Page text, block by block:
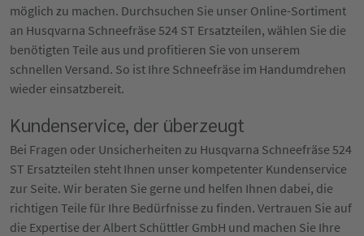
möglich zu machen. Durchsuchen Sie unser Online-Sortiment
an Husqvarna Schneefräse 524 ST Ersatzteilen, wählen Sie die
benötigten Teile aus und profitieren Sie von unserem
schnellen Versand. So ist Ihre Schneefräse im Handumdrehen
wieder einsatzbereit.
Kundenservice, der überzeugt
Bei Fragen oder Unsicherheiten zu Husqvarna Schneefräse 524
ST Ersatzteilen steht Ihnen unser kompetenter Kundenservice
zur Seite. Wir beraten Sie gerne und helfen Ihnen dabei, die
richtigen Teile für Ihre Bedürfnisse zu finden. Vertrauen Sie auf
die Expertise der Albert Schüttler GmbH und machen Sie Ihre